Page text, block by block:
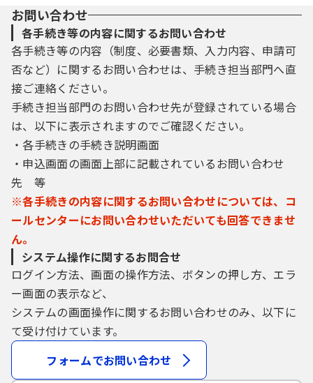
お問い合わせ
各手続き等の内容に関するお問い合わせ
各手続き等の内容（制度、必要書類、入力内容、申請可
否など）に関するお問い合わせは、手続き担当部門へ直
接ご連絡ください。
手続き担当部門のお問い合わせ先が登録されている場合
は、以下に表示されますのでご確認ください。
・各手続きの手続き説明画面
・申込画面の画面上部に記載されているお問い合わせ
先 等
※各手続きの内容に関するお問い合わせについては、コ
ールセンターにお問い合わせいただいても回答できませ
ん。
システム操作に関するお問合せ
ログイン方法、画面の操作方法、ボタンの押し方、エラ
ー画面の表示など、
システムの画面操作に関するお問い合わせのみ、以下に
て受け付けています。
フォームでお問い合わせ